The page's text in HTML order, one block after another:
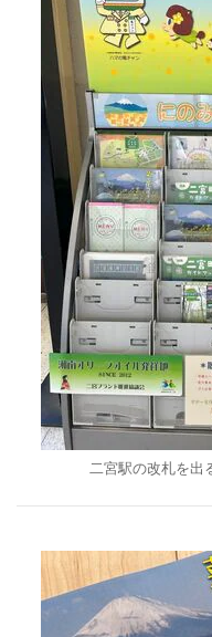
二宮駅の改札を出